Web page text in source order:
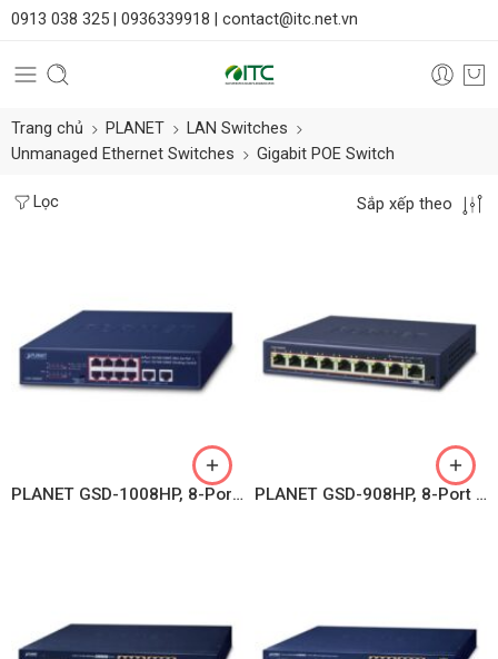
0913 038 325 | 0936339918 | contact@itc.net.vn
Trang chủ PLANET
LAN Switches
Unmanaged Ethernet Switches
Gigabit POE Switch
Lọc Sắp xếp theo
PLANET GSD-1008HP, 8-Port 10/100/1000T 802.3at PoE + 2-Port 10/100/1000T Desktop Switch (120 watts) PLANET GSD-908HP, 8-Port 10/100/1000T 802.3at PoE + 1-Port Gigabit Desktop Switch